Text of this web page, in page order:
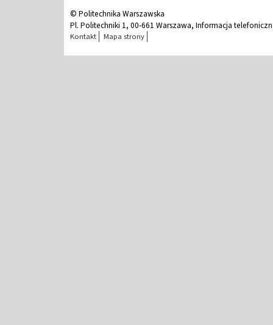
© Politechnika Warszawska
Pl. Politechniki 1, 00-661 Warszawa, Informacja
Kontakt Mapa strony